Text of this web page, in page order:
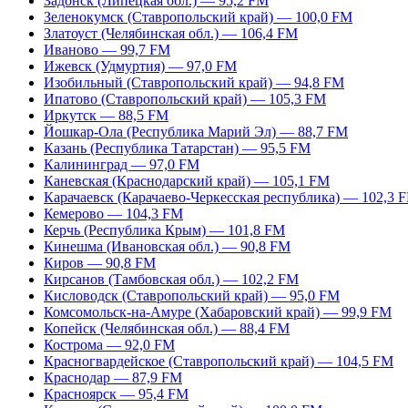
Зеленокумск (Ставропольский край) — 100,0 FM
Златоуст (Челябинская обл.) — 106,4 FM
Иваново — 99,7 FM
Ижевск (Удмуртия) — 97,0 FM
Изобильный (Ставропольский край) — 94,8 FM
Ипатово (Ставропольский край) — 105,3 FM
Иркутск — 88,5 FM
Йошкар-Ола (Республика Марий Эл) — 88,7 FM
Казань (Республика Татарстан) — 95,5 FM
Калининград — 97,0 FM
Каневская (Краснодарский край) — 105,1 FM
Карачаевск (Карачаево-Черкесская республика) — 102,3
Кемерово — 104,3 FM
Керчь (Республика Крым) — 101,8 FM
Кинешма (Ивановская обл.) — 90,8 FM
Киров — 90,8 FM
Кирсанов (Тамбовская обл.) — 102,2 FM
Кисловодск (Ставропольский край) — 95,0 FM
Комсомольск-на-Амуре (Хабаровский край) — 99,9 FM
Копейск (Челябинская обл.) — 88,4 FM
Кострома — 92,0 FM
Красногвардейское (Ставропольский край) — 104,5 FM
Краснодар — 87,9 FM
Красноярск — 95,4 FM